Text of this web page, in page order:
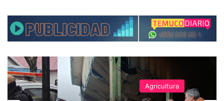
Agricultura